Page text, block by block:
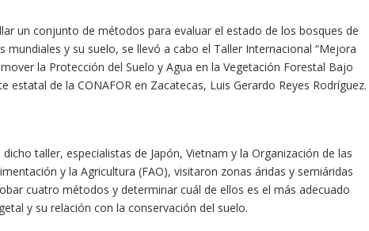
un conjunto de métodos para evaluar el estado de los bosques de
mundiales y su suelo, se llevó a cabo el Taller Internacional “Mejora
la Protección del Suelo y Agua en la Vegetación Forestal Bajo
estatal de la CONAFOR en Zacatecas, Luis Gerardo Reyes Rodríguez.
taller, especialistas de Japón, Vietnam y la Organización de las
y la Agricultura (FAO), visitaron zonas áridas y semiáridas
cuatro métodos y determinar cuál de ellos es el más adecuado
y su relación con la conservación del suelo.